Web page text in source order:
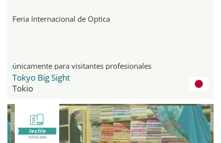
Feria Internacional de Óptica
únicamente para visitantes profesionales
Tokyo Big Sight
Tokio